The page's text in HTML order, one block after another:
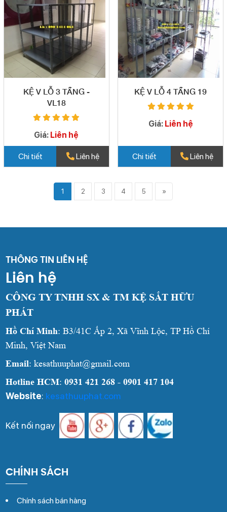
KỆ V LỖ 3 TẦNG -
VL18
Giá: Liên hệ
Chi tiết Liên hệ
KỆ V LỖ 4 TẦNG 19
Giá: Liên hệ
Chi tiết Liên hệ
1 2 3 4 5 »
THÔNG TIN LIÊN HỆ
Liên hệ
CÔNG TY TNHH SX & TM KỆ SẮT HỮU
PHÁT
Hồ Chí Minh: B3/41C Ấp 2, Xã Vĩnh Lộc, TP Hồ Chí
Minh, Việt Nam
Email: kesathuuphat@gmail.com
Hotline HCM:0931 421 268 - 0901 417 104
Website: kesathuuphat.com
Kết nối ngay
CHÍNH SÁCH
Chính sách bán hàng